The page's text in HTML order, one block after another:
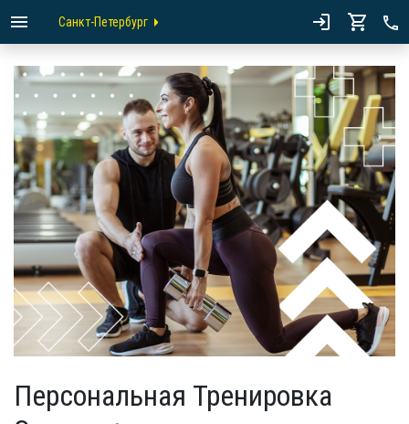
Санкт-Петербург
Персональная Тренировка